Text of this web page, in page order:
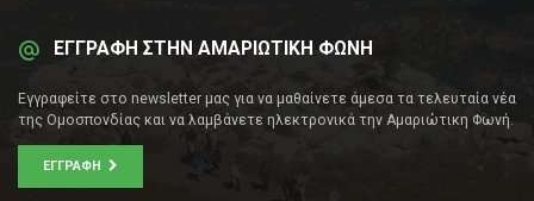
ΕΓΓΡΑΦΗ ΣΤΗΝ ΑΜΑΡΙΩΤΙΚΗ ΦΩΝΗ
Εγγραφείτε στο newsletter μας για να μαθαίνετε άμεσα τα τελευταία νέα
της Ομοσπονδίας και να λαμβάνετε ηλεκτρονικά την Αμαριώτικη Φωνή.
ΕΓΓΡΑΦΉ